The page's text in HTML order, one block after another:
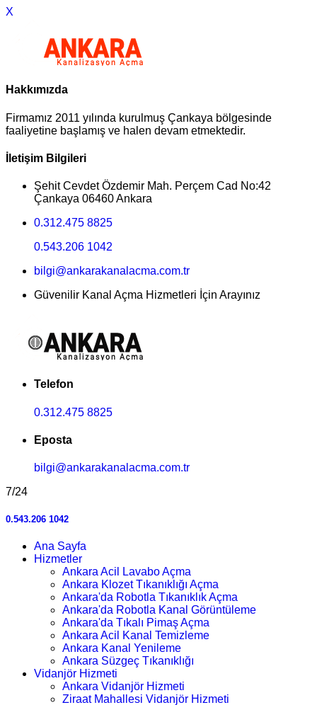
X
Hakkımızda
Firmamız 2011 yılında kurulmuş Çankaya bölgesinde
faaliyetine başlamış ve halen devam etmektedir.
İletişim Bilgileri
Şehit Cevdet Özdemir Mah. Perçem Cad No:42
Çankaya 06460 Ankara
0.312.475 8825
0.543.206 1042
bilgi@ankarakanalacma.com.tr
Güvenilir Kanal Açma Hizmetleri İçin Arayınız
Telefon
0.312.475 8825
Eposta
bilgi@ankarakanalacma.com.tr
7/24
0.543.206 1042
Ana Sayfa
Hizmetler
Ankara Acil Lavabo Açma
Ankara Klozet Tıkanıklığı Açma
Ankara'da Robotla Tıkanıklık Açma
Ankara'da Robotla Kanal Görüntüleme
Ankara'da Tıkalı Pimaş Açma
Ankara Acil Kanal Temizleme
Ankara Kanal Yenileme
Ankara Süzgeç Tıkanıklığı
Vidanjör Hizmeti
Ankara Vidanjör Hizmeti
Ziraat Mahallesi Vidanjör Hizmeti